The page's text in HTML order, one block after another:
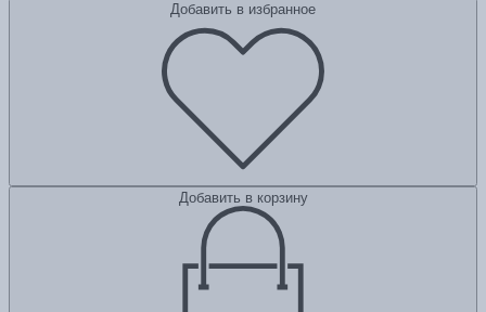
Добавить в избранное
Добавить в корзину